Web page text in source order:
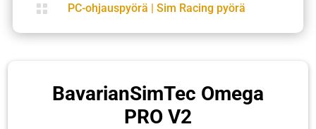
 PC-ohjauspyörä | Sim Racing pyörä
BavarianSimTec Omega
PRO V2